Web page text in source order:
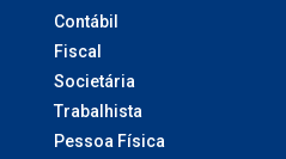
Contábil
Fiscal
Societária
Trabalhista
Pessoa Física